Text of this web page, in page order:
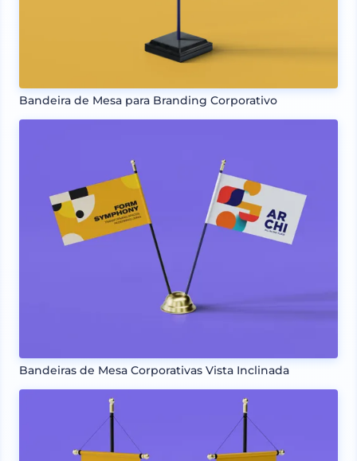
Bandeira de Mesa para Branding Corporativo
Bandeiras de Mesa Corporativas Vista Inclinada